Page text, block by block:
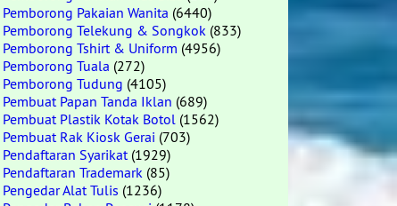
Pemborong Pakaian Wanita (6440)
Pemborong Telekung & Songkok (833)
Pemborong Tshirt & Uniform (4956)
Pemborong Tuala (272)
Pemborong Tudung (4105)
Pembuat Papan Tanda Iklan (689)
Pembuat Plastik Kotak Botol (1562)
Pembuat Rak Kiosk Gerai (703)
Pendaftaran Syarikat(1929)
Pendaftaran Trademark (85)
Pengedar Alat Tulis (1236)